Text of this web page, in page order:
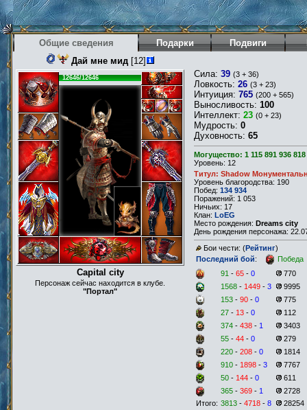
Общие сведения Подарки Подвиги
Дай мне мид[12]
12646/12646
Capital city
Персонаж сейчас находится в клубе.
"Портал"
Сила: 39 (3 + 36)
Ловкость: 26 (3 + 23)
Интуиция: 765 (200 + 565)
Выносливость: 100
Интеллект: 23 (0 + 23)
Мудрость: 0
Духовность: 65
Могущество: 1 115 891 936 818
Уровень: 12
Титул: Shadow
Уровень благородства: 190
Побед: 134 934
Поражений: 1 053
Ничьих: 17
Клан: LoEG
Место рождения: Dreams city
День рождения персонажа:
Бои чести: (Рейтинг)
Последний бой:
Победа
91 - 65 - 0
770
1568 - 1449 - 3
9995
153 - 90 - 0
775
27 - 13 - 0
112
374 - 438 - 1
3403
55 - 44 - 0
279
220 - 208 - 0
1814
910 - 1898 - 3
7767
50 - 144 - 0
611
365 - 369 - 1
2728
Итого: 3813 - 4718 - 8 28254